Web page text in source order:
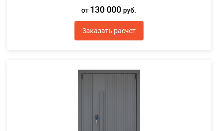
от 130 000руб.
Заказать расчет